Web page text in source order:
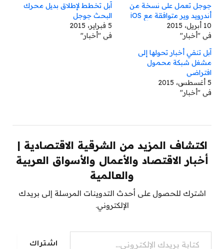
جوجل تعمل على نسخة من
أندرويد وير متوافقة مع iOS
10 أبريل، 2015
في "أخبار"
آبل تخطط لإطلاق بديل محرك
البحث جوجل
5 فبراير، 2015
في "أخبار"
آبل تنفي أخبار تحولها إلى
مشغل شبكة محمول
افتراضي
5 أغسطس، 2015
في "أخبار"
اكتشاف المزيد من الشرقية الاقتصادية |
أخبار الاقتصاد والأعمال والأسواق العربية
والعالمية
اشترك للحصول على أحدث التدوينات المرسلة إلى بريدك
الإلكتروني.
كتابة بريدك الإلكتروني...
اشتراك